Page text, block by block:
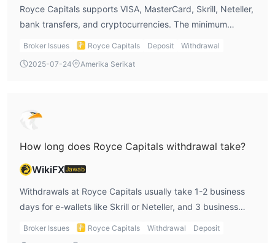
Spread Royce Capitals bervariasi berdasarkan jenis akun: 0,5
hingga 1,5 pip untuk Akun Profesional, 0,1 hingga 1 pip untuk
Royce Capitals supports VISA, MasterCard, Skrill, Neteller,
bank transfers, and cryptocurrencies. The minimum
deposit for the Professional account is $5,000, and the
There are no deposit fees, which is a great perk.
Broker Issues Royce Capitals Deposit
Withdrawal
2025-07-24
Amerika Serikat
How long does Royce Capitals withdrawal take?
WikiFXJawab
Withdrawals at Royce Capitals usually take 1-2 business
days for e-wallets like Skrill or Neteller, and 3 business
days for bank transfers. I appreciate the relatively quick
Broker Issues Royce Capitals Withdrawal
Deposit